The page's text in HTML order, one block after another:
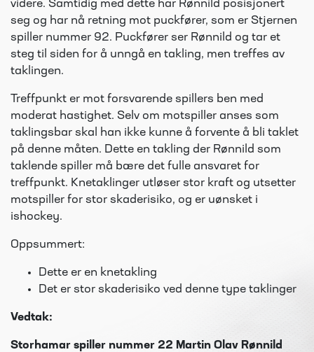
videre. Samtidig med dette har Rønnild posisjonert
seg og har nå retning mot puckfører, som er Stjernen
spiller nummer 92. Puckfører ser Rønnild og tar et
steg til siden for å unngå en takling, men treffes av
taklingen.
Treffpunkt er mot forsvarende spillers ben med
moderat hastighet. Selv om motspiller anses som
taklingsbar skal han ikke kunne å forvente å bli taklet
på denne måten. Dette en takling der Rønnild som
taklende spiller må bære det fulle ansvaret for
treffpunkt. Knetaklinger utløser stor kraft og utsetter
motspiller for stor skaderisiko, og er uønsket i
ishockey.
Oppsummert:
Dette er en knetakling
Det er stor skaderisiko ved denne type taklinger
Vedtak:
Storhamar spiller nummer 22 Martin Olav Rønnild